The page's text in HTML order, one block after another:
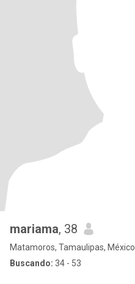
mariama, 38
Matamoros, Tamaulipas, México
Buscando: 34 - 53